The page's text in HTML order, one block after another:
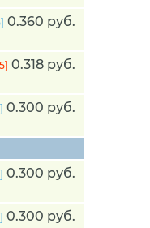
0.360 руб.
0.318 руб.
0.300 руб.
0.300 руб.
0.300 руб.